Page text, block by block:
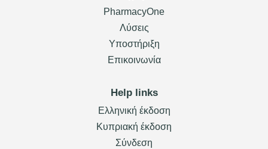
PharmacyOne
Λύσεις
Υποστήριξη
Επικοινωνία
Help links
Ελληνική έκδοση
Κυπριακή έκδοση
Σύνδεση